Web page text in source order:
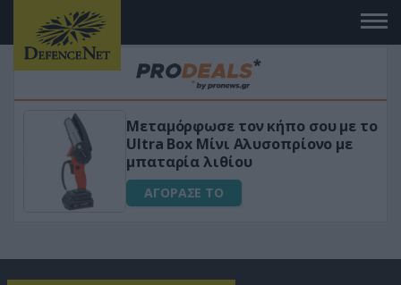
Μεταμόρφωσε τον κήπο σου με το
Ultra Box Μίνι Αλυσοπρίονο με
μπαταρία λιθίου
ΑΓΟΡΑΣΕ ΤΟ